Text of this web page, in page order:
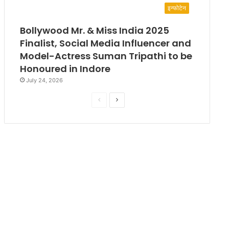
इन्फोटेन
Bollywood Mr. & Miss India 2025
Finalist, Social Media Influencer and
Model-Actress Suman Tripathi to be
Honoured in Indore
July 24, 2026